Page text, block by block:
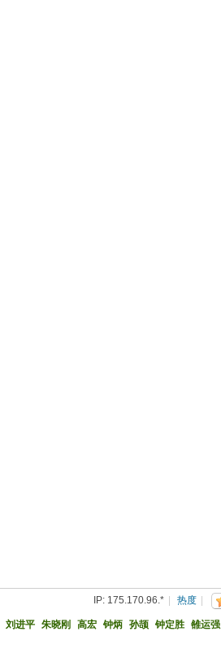
IP: 175.170.96.* | 热度 |
刘进平 朱晓刚 高宏 钟炳 孙颉 钟定胜 雒运强